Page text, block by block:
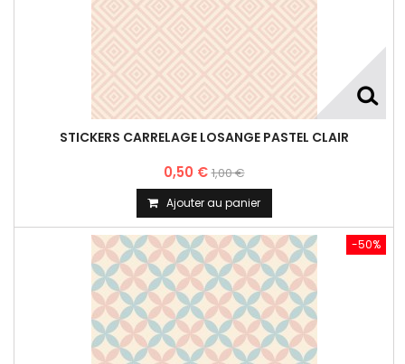
STICKERS CARRELAGE LOSANGE PASTEL CLAIR
0,50 €1,00 €
Ajouter au panier
-50%